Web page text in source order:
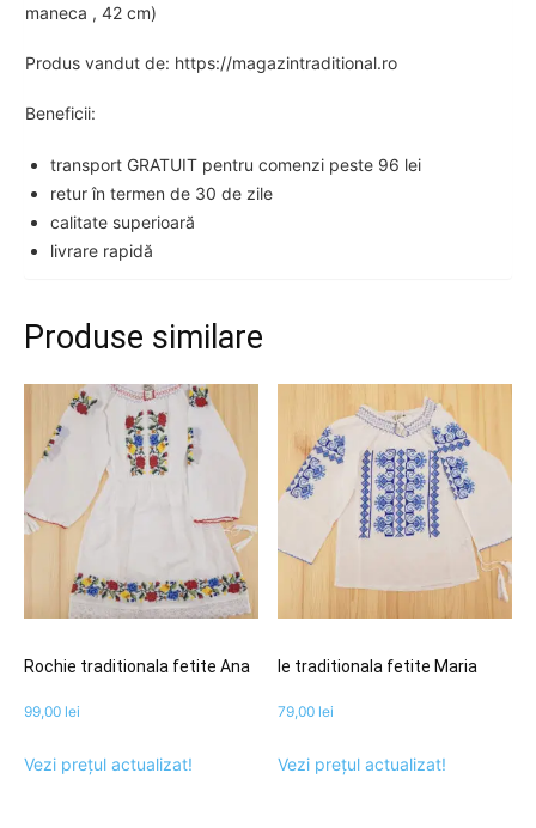
maneca , 42 cm)
Produs vandut de: https://magazintraditional.ro
Beneficii:
transport GRATUIT pentru comenzi peste 96 lei
retur în termen de 30 de zile
calitate superioară
livrare rapidă
Produse similare
Rochie traditionala fetite Ana
99,00 lei
Vezi prețul actualizat!
Ie traditionala fetite Maria
79,00 lei
Vezi prețul actualizat!